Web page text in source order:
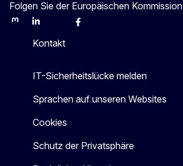
Folgen Sie der Europäischen Kommission
MastodonLinkedInBlueskyFacebook
Kontakt
IT-Sicherheitslücke melden
Sprachen auf unseren Websites
Cookies
Schutz der Privatsphäre